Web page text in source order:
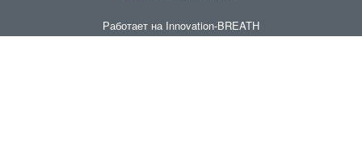
Работает на Innovation-BREATH